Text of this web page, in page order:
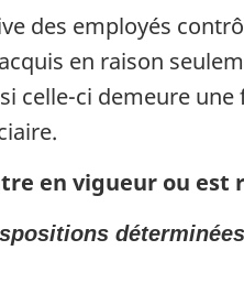
des employés
en raison
celle-ci demeure
en vigueur ou
déterminées